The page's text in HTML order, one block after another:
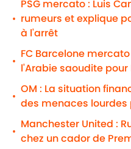
•
PSG mercato : Luis
rumeurs et explique
à l'arrêt
•
FC Barcelone
l'Arabie saoudite
•
OM : La situation
des menaces lourdes
•
Manchester United :
chez un cador de